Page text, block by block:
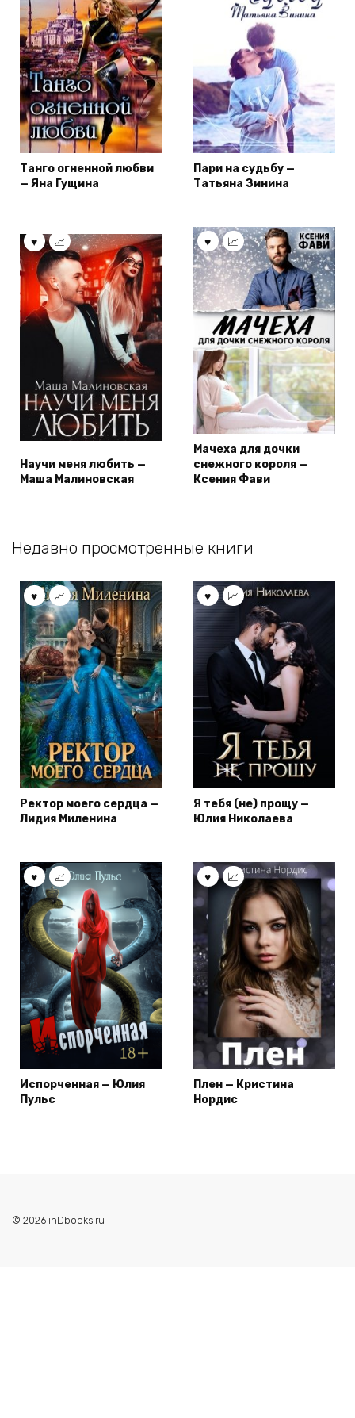
Танго огненной любви
— Яна Гущина
Пари на судьбу —
Татьяна Зинина
Научи меня любить —
Маша Малиновская
Мачеха для дочки
снежного короля —
Ксения Фави
Недавно просмотренные книги
Ректор моего сердца —
Лидия Миленина
Я тебя (не) прощу —
Юлия Николаева
Испорченная — Юлия
Пульс
Плен — Кристина
Нордис
© 2026 inDbooks.ru